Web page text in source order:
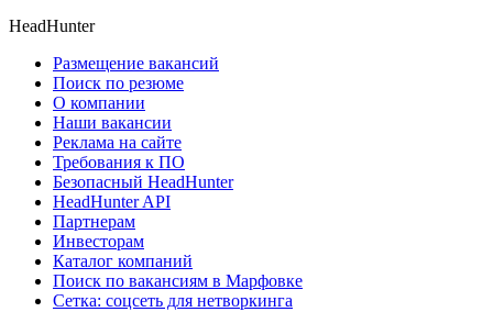
HeadHunter
Размещение вакансий
Поиск по резюме
О компании
Наши вакансии
Реклама на сайте
Требования к ПО
Безопасный HeadHunter
HeadHunter API
Партнерам
Инвесторам
Каталог компаний
Поиск по вакансиям в Марфовке
Сетка: соцсеть для нетворкинга